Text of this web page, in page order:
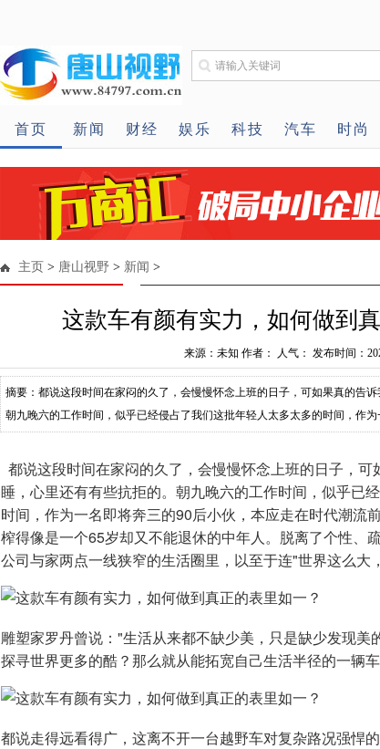
首页 新闻 财经 娱乐 科技 汽车 时尚
主页 > 唐山视野 > 新闻 >
这款车有颜有实力，如何做到
来源：未知 作者： 人气： 发布时间：
摘要：都说这段时间在家闷的久了，会慢慢怀念上班的日子，可如果真的告
朝九晚六的工作时间，似乎已经侵占了我们这批年轻人太多太多的时间，作
都说这段时间在家闷的久了，会慢慢怀念上班的日子，
睡，心里还有有些抗拒的。朝九晚六的工作时间，似乎已
时间，作为一名即将奔三的90后小伙，本应走在时代潮流
榨得像是一个65岁却又不能退休的中年人。脱离了个性、
公司与家两点一线狭窄的生活圈里，以至于连"世界这么大
雕塑家罗丹曾说："生活从来都不缺少美，只是缺少发现美
探寻世界更多的酷？那么就从能拓宽自己生活半径的一辆车
都说走得远看得广，这离不开一台越野车对复杂路况强悍